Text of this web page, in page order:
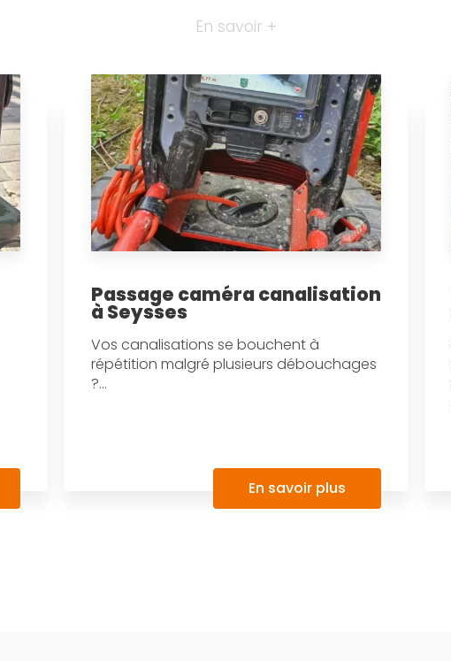
En savoir +
Passage caméra canalisation
à Seysses
Vos canalisations se bouchent à
répétition malgré plusieurs débouchages
?...
En savoir plus